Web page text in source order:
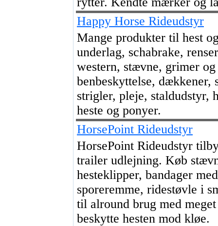
Happy Horse Rideudstyr
Mange produkter til hest
underlag, schabrake,
western, stævne, grimer
benbeskyttelse, dækkener,
strigler, pleje, staldudstyr,
heste og ponyer.
HorsePoint Rideudstyr
HorsePoint Rideudstyr
trailer udlejning. Køb
hesteklipper, bandager
sporeremme, ridestøvle i
til alround brug med
beskytte hesten mod kløe.